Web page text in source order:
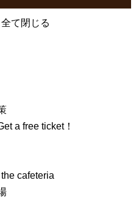
全て閉じる
a free ticket！
cafeteria